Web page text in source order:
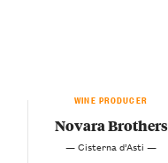
WINE PRODUCER
Novara Brothers
— Cisterna d’Asti —